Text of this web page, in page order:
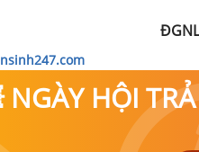
NGÀY HỘI